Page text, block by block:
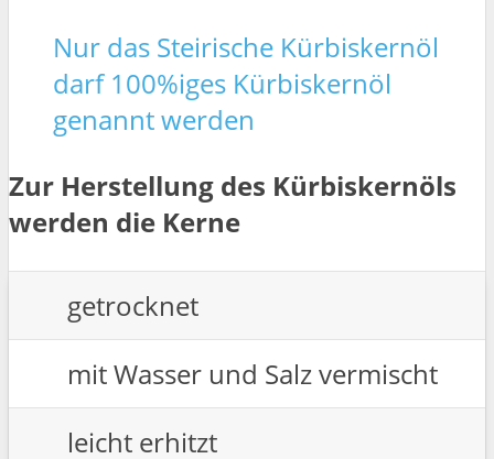
Nur das Steirische Kürbiskernöl
darf 100%iges Kürbiskernöl
genannt werden
Zur Herstellung des Kürbiskernöls
werden die Kerne
getrocknet
mit Wasser und Salz vermischt
leicht erhitzt